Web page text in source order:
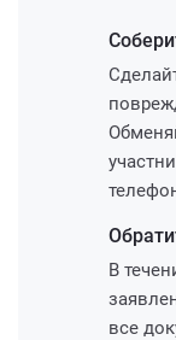
В
все